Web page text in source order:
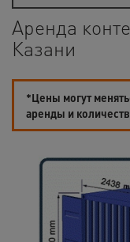
Аренда
Казани
*Цены могут
аренды и